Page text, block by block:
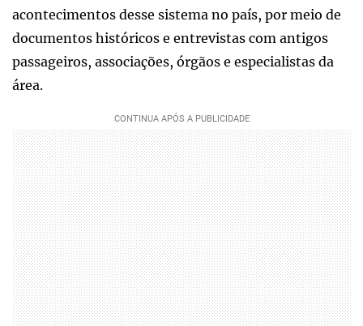
acontecimentos desse sistema no país, por meio de
documentos históricos e entrevistas com antigos
passageiros, associações, órgãos e especialistas da
área.